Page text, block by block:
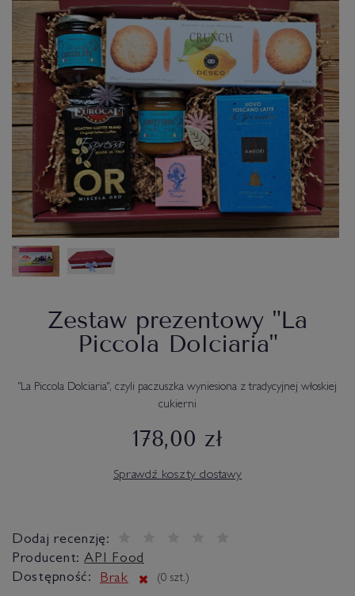
Zestaw prezentowy "La
Piccola Dolciaria"
"La Piccola Dolciaria", czyli paczuszka wyniesiona z tradycyjnej włoskiej
cukierni
178,00 zł
Sprawdź koszty dostawy
Dodaj recenzję:
Producent: API Food
Dostępność:
Brak (0 szt.)